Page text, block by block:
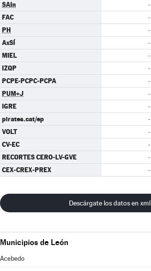
SAIn -
FAC -
PH -
AxSÍ -
MIEL -
IZQP -
PCPE-PCPC-PCPA -
PUM+J -
IGRE -
pirates.cat/ep -
VOLT -
CV-EC -
RECORTES CERO-LV-GVE -
CEX-CREX-PREX -
Descárgate los datos en xml
Municipios de León
Acebedo